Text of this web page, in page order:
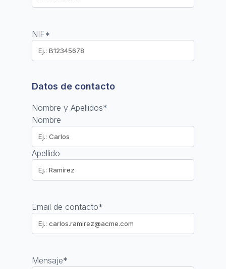
NIF*
Datos de contacto
Nombre y Apellidos*
Nombre
Apellido
Email de contacto*
Mensaje*